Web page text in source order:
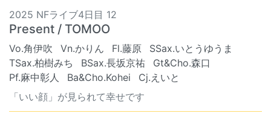
2025 NFライブ4日目 12
Present / TOMOO
Vo.角伊吹 Vn.かりん Fl.藤原
SSax.いとうゆうま
TSax.柏樹みち
BSax.長坂京祐
Gt&Cho.森口
Pf.麻中彰人
Ba&Cho.Kohei
Cj.えいと
「いい顔」が見られて幸せです